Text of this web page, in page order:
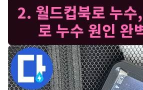
2. 월드컵북로 누수
로 누수 원인 완